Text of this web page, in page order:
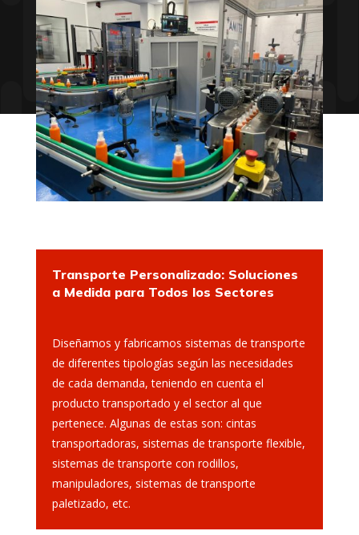
Transporte Personalizado: Soluciones
a Medida para Todos los Sectores
Diseñamos y fabricamos sistemas de transporte
de diferentes tipologías según las necesidades
de cada demanda, teniendo en cuenta el
producto transportado y el sector al que
pertenece. Algunas de estas son: cintas
transportadoras, sistemas de transporte flexible,
sistemas de transporte con rodillos,
manipuladores, sistemas de transporte
paletizado, etc.